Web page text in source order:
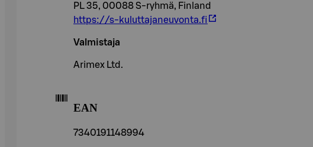
PL 35, 00088 S-ryhmä, Finland
https://s-kuluttajaneuvonta.fi
Valmistaja
Arimex Ltd.
EAN
7340191148994